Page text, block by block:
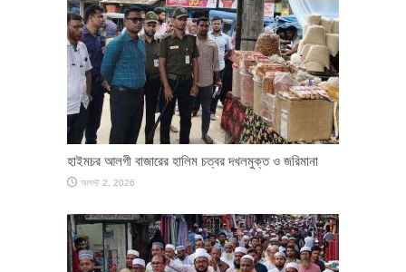
হাইমচর আলগী বাজারের হালিম চত্বর দখলমুক্ত ও জরিমানা
আগস্ট 2, 2026